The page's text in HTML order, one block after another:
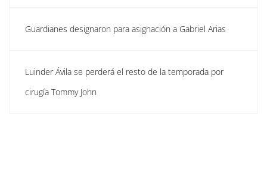
Guardianes designaron para asignación a Gabriel Arias
Luinder Ávila se perderá el resto de la temporada por
cirugía Tommy John